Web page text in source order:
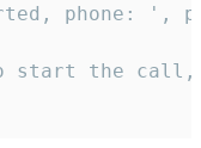
phone: ',
start the